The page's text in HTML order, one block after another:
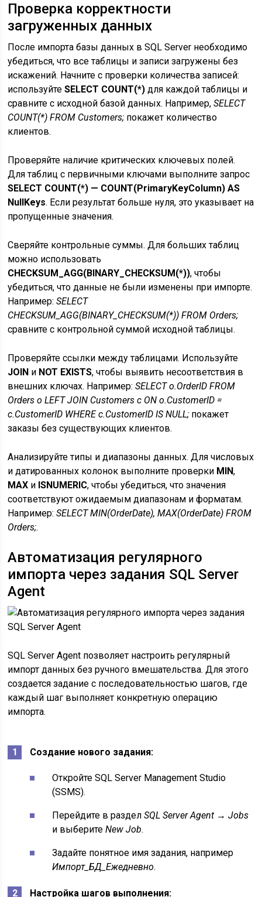
Проверка корректности
загруженных данных
После импорта базы данных в SQL Server необходимо
убедиться, что все таблицы и записи загружены без
искажений. Начните с проверки количества записей:
используйтеSELECT COUNT(*) для каждой таблицы и
сравните с исходной базой данных. Например,SELECT
COUNT(*) FROM Customers; покажет количество
клиентов.
Проверяйте наличие критических ключевых полей.
Для таблиц с первичными ключами выполните запрос
SELECT COUNT(*) — COUNT(PrimaryKeyColumn) AS
NullKeys. Если результат больше нуля, это указывает на
пропущенные значения.
Сверяйте контрольные суммы. Для больших таблиц
можно использовать
CHECKSUM_AGG(BINARY_CHECKSUM(*)), чтобы
убедиться, что данные не были изменены при импорте.
Например:SELECT
CHECKSUM_AGG(BINARY_CHECKSUM(*)) FROM Orders;
сравните с контрольной суммой исходной таблицы.
Проверяйте ссылки между таблицами. Используйте
JOIN и NOT EXISTS, чтобы выявить несоответствия в
внешних ключах. Например:SELECT o.OrderID FROM
Orders o LEFT JOIN Customers c ON o.CustomerID =
c.CustomerID WHERE c.CustomerID IS NULL; покажет
заказы без существующих клиентов.
Анализируйте типы и диапазоны данных. Для числовых
и датированных колонок выполните проверки MIN,
MAX и ISNUMERIC, чтобы убедиться, что значения
соответствуют ожидаемым диапазонам и форматам.
Например:SELECT MIN(OrderDate), MAX(OrderDate) FROM
Orders;.
Автоматизация регулярного
импорта через задания SQL Server
Agent
SQL Server Agent позволяет настроить регулярный
импорт данных без ручного вмешательства. Для этого
создается задание с последовательностью шагов, где
каждый шаг выполняет конкретную операцию
импорта.
Создание нового задания:
Откройте SQL Server Management Studio
(SSMS).
Перейдите в разделSQL Server Agent → Jobs
и выберитеNew Job.
Задайте понятное имя задания, например
Импорт_БД_Ежедневно.
Настройка шагов выполнения: